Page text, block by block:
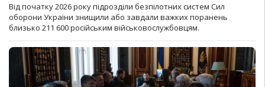
Від початку 2026 року підрозділи безпілотних систем Сил
оборони України знищили або завдали важких поранень
близько 211 600 російським військовослужбовцям.